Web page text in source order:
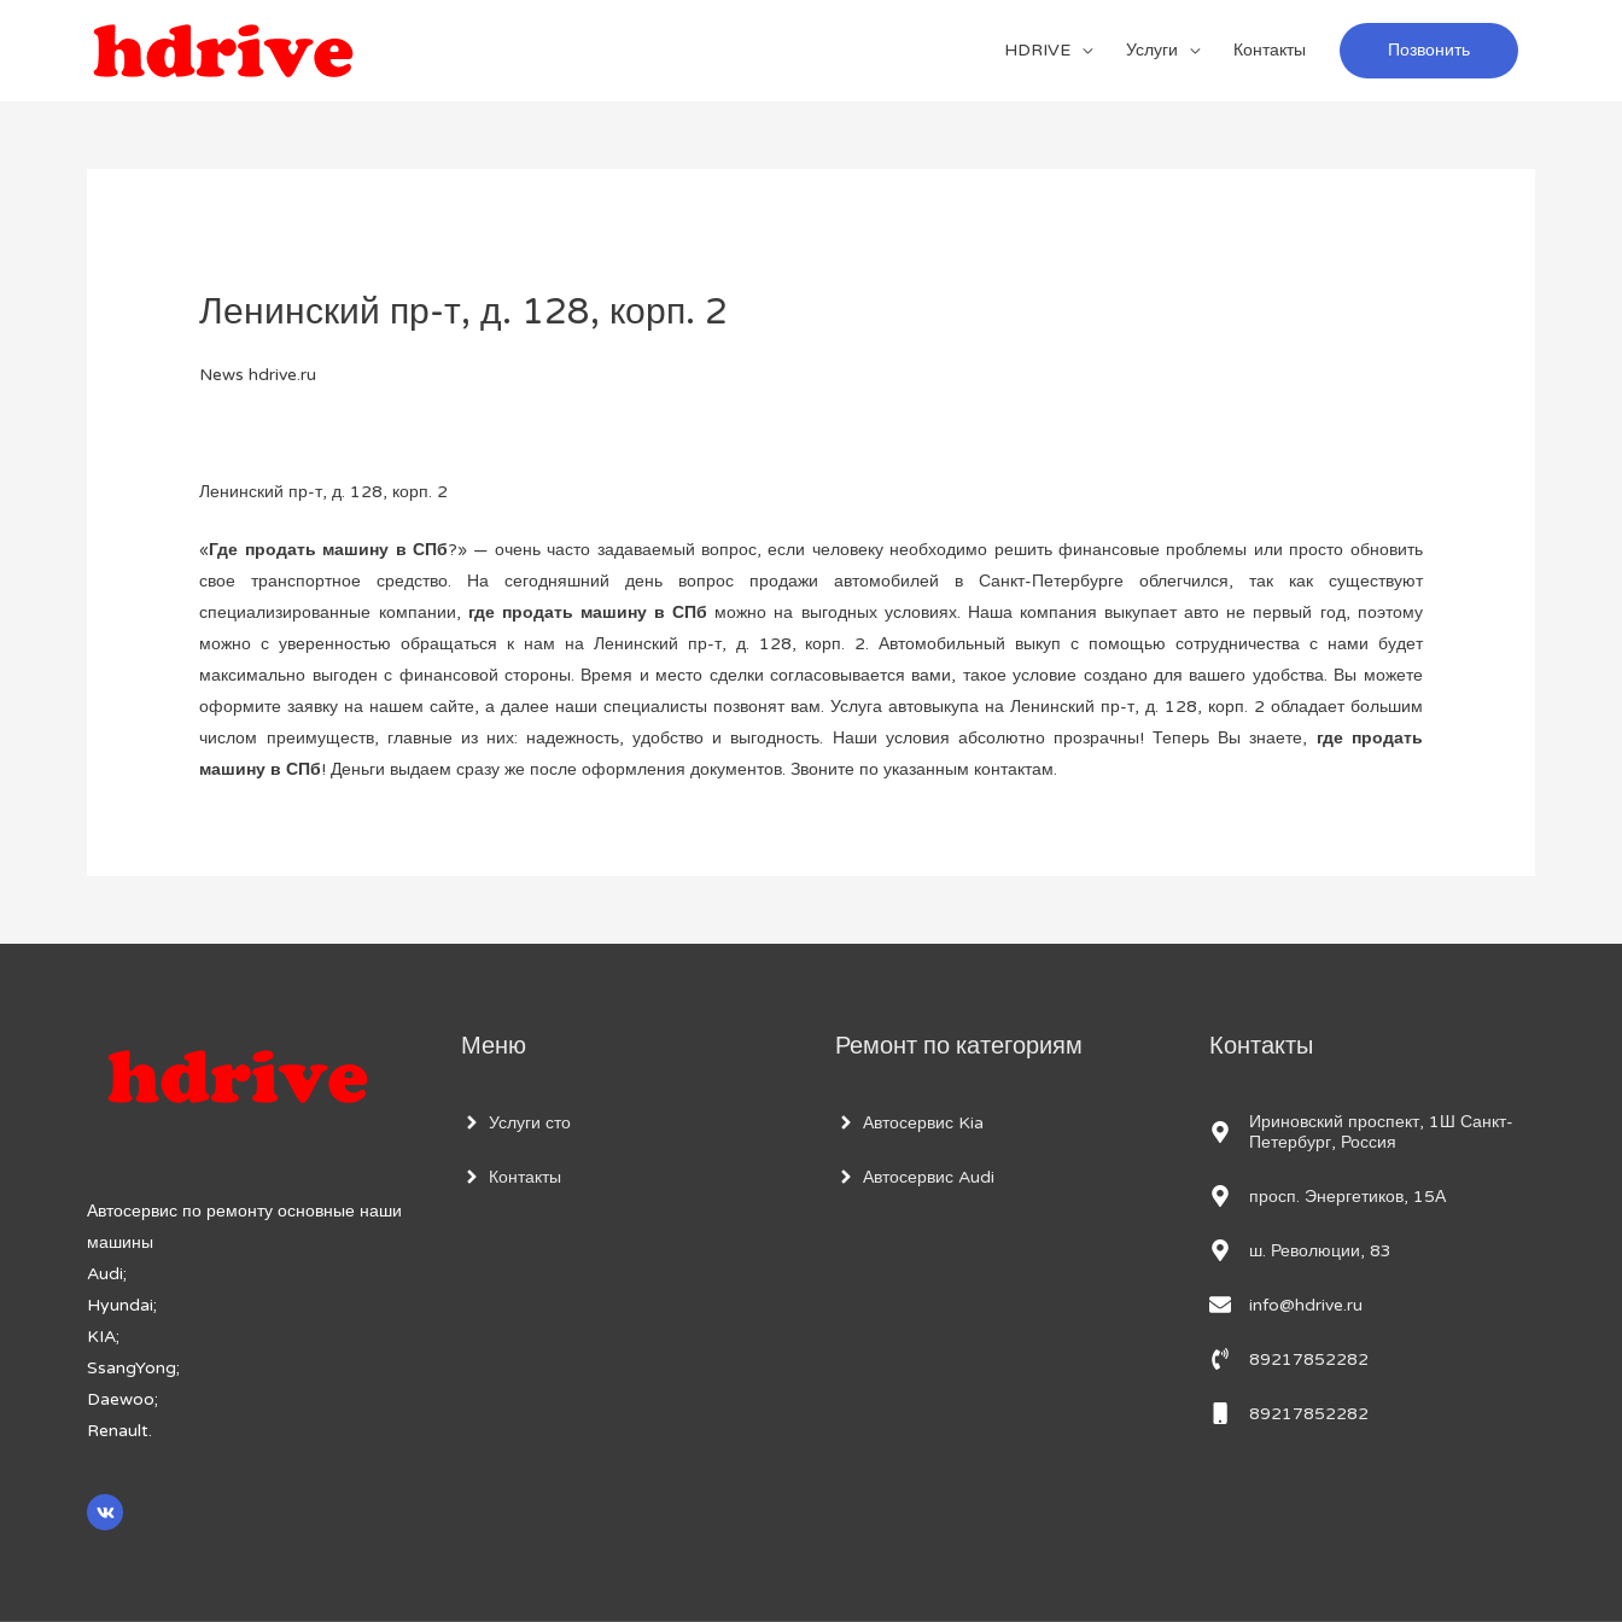
HDRIVE Услуги Контакты Позвонить
Ленинский пр-т, д. 128, корп. 2
News hdrive.ru
Ленинский пр-т, д. 128, корп. 2
«Где продать машину в СПб?» — очень часто задаваемый вопрос, если человеку необходимо решить финансовые проблемы или просто обновить
свое транспортное средство. На сегодняшний день вопрос продажи автомобилей в Санкт-Петербурге облегчился, так как существуют
специализированные компании, где продать машину в СПб можно на выгодных условиях. Наша компания выкупает авто не первый год, поэтому
можно с уверенностью обращаться к нам на Ленинский пр-т, д. 128, корп. 2. Автомобильный выкуп с помощью сотрудничества с нами будет
максимально выгоден с финансовой стороны. Время и место сделки согласовывается вами, такое условие создано для вашего удобства. Вы можете
оформите заявку на нашем сайте, а далее наши специалисты позвонят вам. Услуга автовыкупа на Ленинский пр-т, д. 128, корп. 2 обладает большим
числом преимуществ, главные из них: надежность, удобство и выгодность. Наши условия абсолютно прозрачны! Теперь Вы знаете, где продать
машину в СПб! Деньги выдаем сразу же после оформления документов. Звоните по указанным контактам.
Автосервис по ремонту основные наши
машины
Audi;
Hyundai;
KIA;
SsangYong;
Daewoo;
Renault.
Меню
Услуги сто
Контакты
Ремонт по категориям
Автосервис Kia
Автосервис Audi
Контакты
Ириновский проспект, 1Ш Санкт-
Петербург, Россия
просп. Энергетиков, 15А
ш. Революции, 83
info@hdrive.ru
89217852282
89217852282